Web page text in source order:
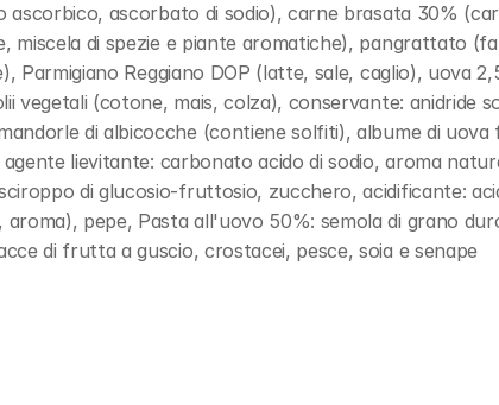
ascorbico, ascorbato di sodio), carne brasata 30%
miscela di spezie e piante aromatiche), pangrattato
Parmigiano Reggiano DOP (latte, sale, caglio), uova
vegetali (cotone, mais, colza), conservante: anidride
di albicocche (contiene solfiti), albume di uova
lievitante: carbonato acido di sodio, aroma
di glucosio-fruttosio, zucchero, acidificante:
aroma), pepe, Pasta all'uovo 50%: semola di grano
di frutta a guscio, crostacei, pesce, soia e senape